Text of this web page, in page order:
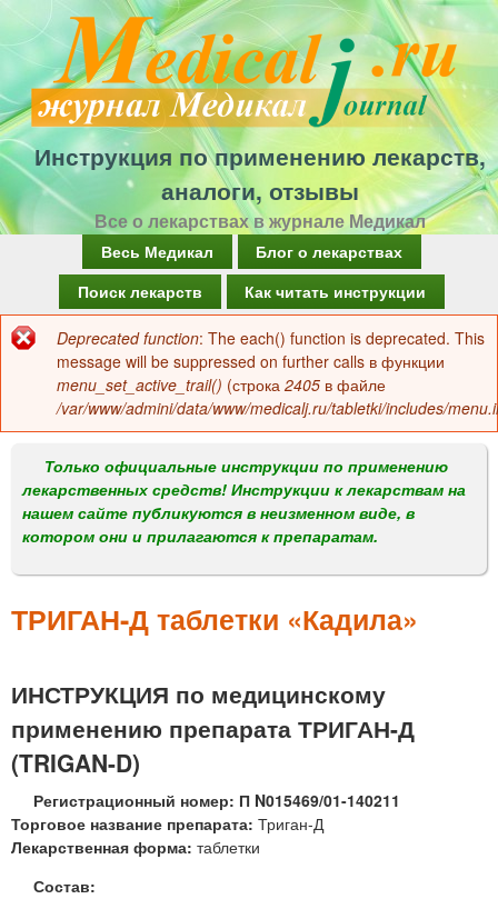
Перейти
к
основному
содержанию
Инструкция по применению лекарств,
аналоги, отзывы
Все о лекарствах в журнале Медикал
а
в
о
м
е
н
Весь Медикал
Блог о лекарствах
Поиск лекарств
Как читать инструкции
Сообщение
об
ошибке
Deprecated function: The each() function is deprecated. This
message will be suppressed on further calls в функции
menu_set_active_trail() (строка 2405 в файле
/var/www/admini/data/www/medicalj.ru/tabletki/includes/
Только официальные инструкции по применению
лекарственных средств! Инструкции к лекарствам на
нашем сайте публикуются в неизменном виде, в
котором они и прилагаются к препаратам.
ТРИГАН-Д таблетки «Кадила»
ИНСТРУКЦИЯ по медицинскому
применению препарата ТРИГАН-Д
(TRIGAN-D)
Регистрационный номер: П N015469/01-140211
Торговое название препарата: Триган-Д
Лекарственная форма: таблетки
Состав: